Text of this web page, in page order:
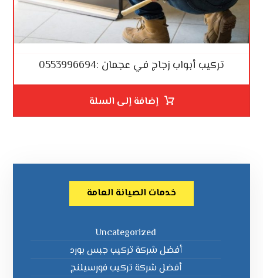
تركيب أبواب زجاج في عجمان :0553996694
إضافة إلى السلة
خدمات الصيانة العامة
Uncategorized
أفضل شركة تركيب جبس بورد
أفضل شركة تركيب فورسيلنج